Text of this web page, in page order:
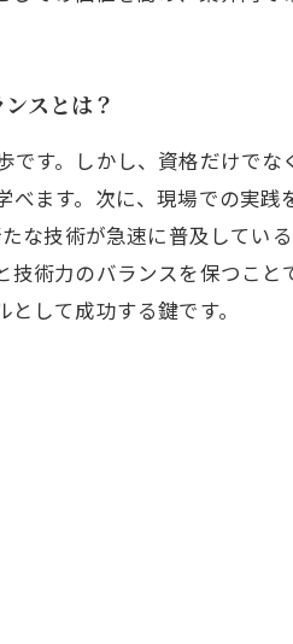
スとは？
す。しかし、資格だけで
ます。次に、現場での実
な技術が急速に普及してい
術力のバランスを保つこ
して成功する鍵です。